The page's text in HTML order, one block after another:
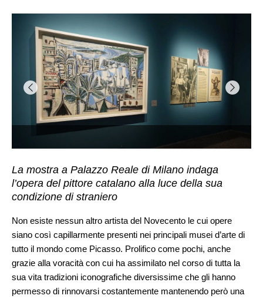
La mostra a Palazzo Reale di Milano indaga
l’opera del pittore catalano alla luce della sua
condizione di straniero
Non esiste nessun altro artista del Novecento le cui opere
siano così capillarmente presenti nei principali musei d’arte di
tutto il mondo come Picasso. Prolifico come pochi, anche
grazie alla voracità con cui ha assimilato nel corso di tutta la
sua vita tradizioni iconografiche diversissime che gli hanno
permesso di rinnovarsi costantemente mantenendo però una